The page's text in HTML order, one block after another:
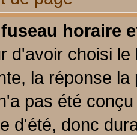
horaire
d'avoir choisi
la réponse
pas été
d'été, donc